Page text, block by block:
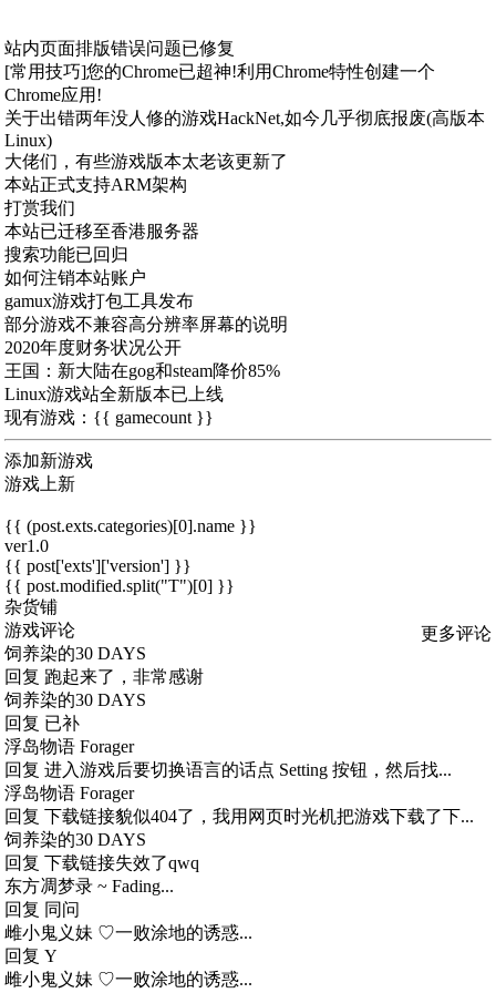
站内页面排版错误问题已修复
[常用技巧]您的Chrome已超神!利用Chrome特性创建一个
Chrome应用!
关于出错两年没人修的游戏HackNet,如今几乎彻底报废(高版本
Linux)
大佬们，有些游戏版本太老该更新了
本站正式支持ARM架构
打赏我们
本站已迁移至香港服务器
搜索功能已回归
如何注销本站账户
gamux游戏打包工具发布
部分游戏不兼容高分辨率屏幕的说明
2020年度财务状况公开
王国：新大陆在gog和steam降价85%
Linux游戏站全新版本已上线
现有游戏：{{ gamecount }}
添加新游戏
游戏上新
{{ (post.exts.categories)[0].name }}
ver1.0
{{ post['exts']['version'] }}
{{ post.modified.split("T")[0] }}
杂货铺
游戏评论
更多评论
饲养染的30 DAYS
回复 跑起来了，非常感谢
饲养染的30 DAYS
回复 已补
浮岛物语 Forager
回复 进入游戏后要切换语言的话点 Setting 按钮，然后找...
浮岛物语 Forager
回复 下载链接貌似404了，我用网页时光机把游戏下载了下...
饲养染的30 DAYS
回复 下载链接失效了qwq
东方凋梦录 ~ Fading...
回复 同问
雌小鬼义妹 ♡一败涂地的诱惑...
回复 Y
雌小鬼义妹 ♡一败涂地的诱惑...